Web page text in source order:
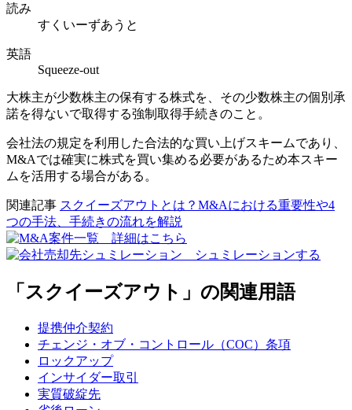
読み
すくいーずあうと
英語
Squeeze-out
大株主が少数株主の保有する株式を、その少数株主の個別承
諾を得ないで取得する強制取得手続きのこと。
会社法の規定を利用した合法的な買い上げスキームであり、
M&Aでは確実に株式を買い集める必要があるため本スキー
ムを活用する場合がある。
関連記事 スクイーズアウトとは？M&Aにおける重要性や4
つの手法、手続きの流れを解説
「スクイーズアウト」の関連用語
提携仲介契約
チェンジ・オブ・コントロール（COC）条項
ロックアップ
インサイダー取引
実質破綻先